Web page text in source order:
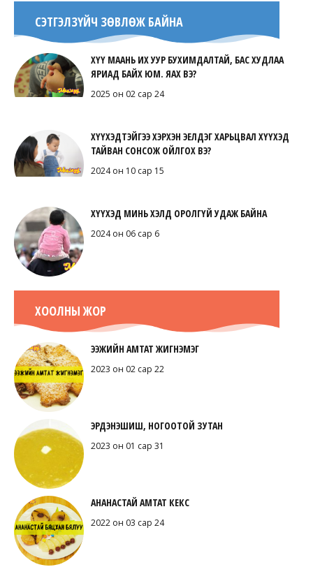
СЭТГЭЛЗҮЙЧ ЗӨВЛӨЖ БАЙНА
ХҮҮ МААНЬ ИХ УУР БУХИМДАЛТАЙ, БАС ХУДЛАА
ЯРИАД БАЙХ ЮМ. ЯАХ ВЭ?
2025 он 02 сар 24
ХҮҮХЭДТЭЙГЭЭ ХЭРХЭН ЭЕЛДЭГ ХАРЬЦВАЛ ХҮҮХЭД
ТАЙВАН СОНСОЖ ОЙЛГОХ ВЭ?
2024 он 10 сар 15
ХҮҮХЭД МИНЬ ХЭЛД ОРОЛГҮЙ УДАЖ БАЙНА
2024 он 06 сар 6
ХООЛНЫ ЖОР
ЭЭЖИЙН АМТАТ ЖИГНЭМЭГ
2023 он 02 сар 22
ЭРДЭНЭШИШ, НОГООТОЙ ЗУТАН
2023 он 01 сар 31
АНАНАСТАЙ АМТАТ КЕКС
2022 он 03 сар 24